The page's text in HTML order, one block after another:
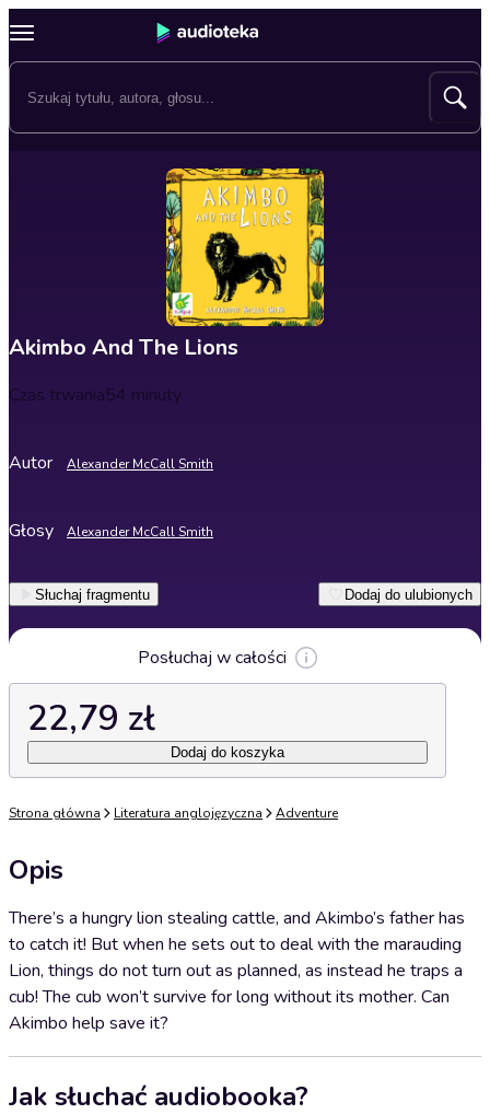
Akimbo And The Lions
Czas trwania54 minuty
Autor Alexander McCall Smith
Głosy Alexander McCall Smith
Słuchaj fragmentu Dodaj do ulubionych
Posłuchaj w całości
22,79 zł
Dodaj do koszyka
Strona główna Literatura anglojęzyczna Adventure
Opis
There’s a hungry lion stealing cattle, and Akimbo’s father has
to catch it! But when he sets out to deal with the marauding
Lion, things do not turn out as planned, as instead he traps a
cub! The cub won’t survive for long without its mother. Can
Akimbo help save it?
Jak słuchać audiobooka?